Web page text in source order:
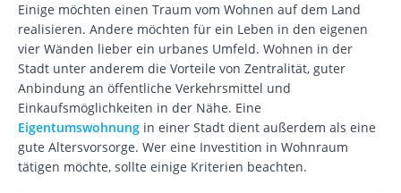
Einige möchten einen Traum vom Wohnen auf dem Land
realisieren. Andere möchten für ein Leben in den eigenen
vier Wänden lieber ein urbanes Umfeld. Wohnen in der
Stadt unter anderem die Vorteile von Zentralität, guter
Anbindung an öffentliche Verkehrsmittel und
Einkaufsmöglichkeiten in der Nähe. Eine
Eigentumswohnung in einer Stadt dient außerdem als eine
gute Altersvorsorge. Wer eine Investition in Wohnraum
tätigen möchte, sollte einige Kriterien beachten.